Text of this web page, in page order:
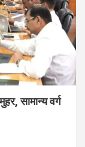
सामान्य वर्ग